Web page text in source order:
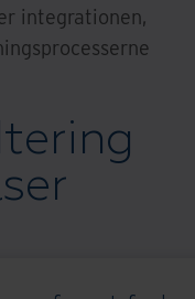
integrationen,